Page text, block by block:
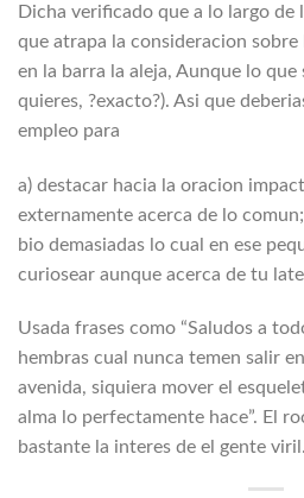
Dicha verificado que a lo largo de
que atrapa la consideracion
en la barra la aleja, Aunque lo que
quieres, ?exacto?). Asi que
empleo para
a) destacar hacia la oracion
externamente acerca de lo
bio demasiadas lo cual en ese
curiosear aunque acerca de tu
Usada frases como “Saludos a
hembras cual nunca temen salir
avenida, siquiera mover el
alma lo perfectamente hace”. El
bastante la interes de el gente viril.